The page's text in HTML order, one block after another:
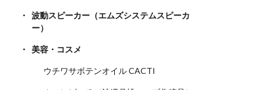
波動スピーカー（エムズシステムスピーカ
ー）
美容・コスメ
ウチワサボテンオイル CACTI